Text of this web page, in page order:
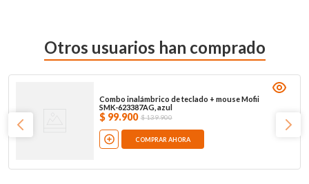
Otros usuarios han comprado
Combo inalámbrico de teclado + mouse Mofii
SMK-623387AG, azul
$ 99.900 $139.900
COMPRAR AHORA